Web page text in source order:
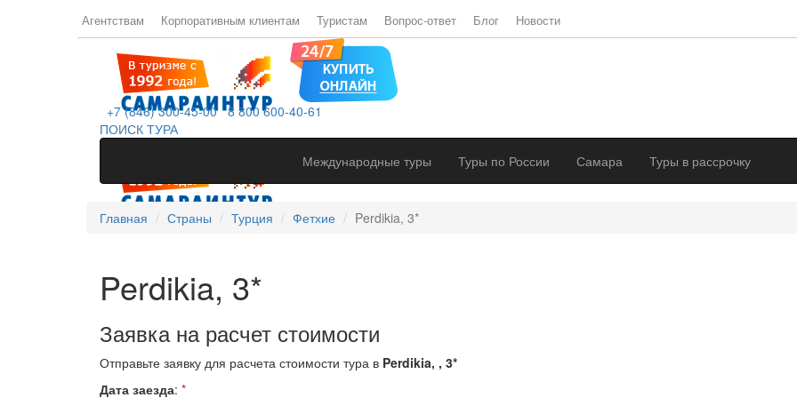
Агентствам Корпоративным клиентам Туристам Вопрос-ответ Блог Новости
+7 (846) 300-45-00 8 800 600-40-61
ПОИСК ТУРА
Международные туры
Туры по России Самара Туры в рассрочку
Главная Страны Турция Фетхие Perdikia, 3*
Perdikia, 3*
Заявка на расчет стоимости
Отправьте заявку для расчета стоимости тура в Perdikia, , 3*
Дата заезда: *